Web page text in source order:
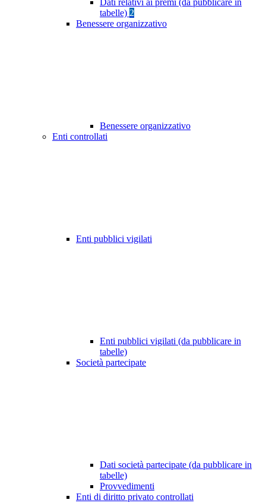
Dati relativi ai premi (da pubblicare in
tabelle) 2
Benessere organizzativo
Benessere organizzativo
Enti controllati
Enti pubblici vigilati
Enti pubblici vigilati (da pubblicare in
tabelle)
Società partecipate
Dati società partecipate (da pubblicare in
tabelle)
Provvedimenti
Enti di diritto privato controllati